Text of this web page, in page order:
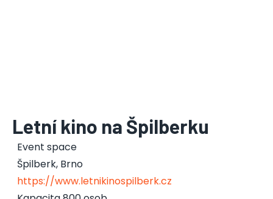
Letní kino na Špilberku
Event space
Špilberk, Brno
https://www.letnikinospilberk.cz